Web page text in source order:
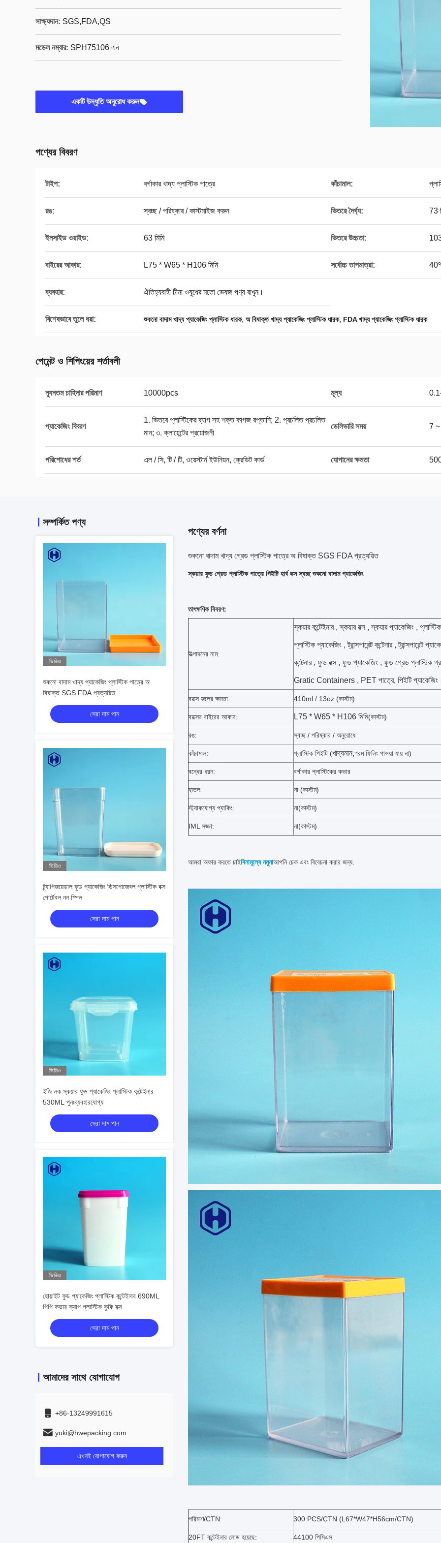
সাক্ষ্যদান: SGS,FDA,QS
মডেল নম্বার: SPH75106 এন
একটি উদ্ধৃতি অনুরোধ করুন
পণ্যের বিবরণ
টাইপ: বর্গাকার খাদ্য প্লাস্টিক পাত্রে কাঁচামাল:
রঙ: স্বচ্ছ / পরিষ্কার / কাস্টমাইজ করুন ভিতরে দৈর্ঘ্য: 73
ইনসাইড ওয়াইড: 63 মিমি ভিতরে উচ্চতা: 103
বাইরের আকার: L75 * W65 * H106 মিমি সর্বোচ্চ তাপমাত্রা:
ব্যবহার: ঐতিহ্যবাহী চীনা ওষুধের মতো ভেষজ পণ্য রাখুন।
বিশেষভাবে তুলে ধরা: শুকনো বাদাম খাদ্য প্যাকেজিং প্লাস্টিক ধারক, অ বিষাক্ত খাদ্য প্যাকেজিং প্লাস্টিক ধারক, FDA খাদ্য প্যাকেজিং প্লাস্টিক ধারক
পেমেন্ট ও শিপিংয়ের শর্তাবলী
ন্যূনতম চাহিদার পরিমাণ 10000pcs মূল্য
প্যাকেজিং বিবরণ
1. ভিতরে প্লাস্টিকের ব্যাগ সহ শক্ত কাগজ রপ্তানি; 2. প্রচলিত প্রচলিত
মান; ৩. ক্লায়েন্টের প্রয়োজনী
ডেলিভারি সময় 7 ~
পরিশোধের শর্ত এল / সি, টি / টি, ওয়েস্টার্ন ইউনিয়ন, ক্রেডিট কার্ড যোগানের ক্ষমতা
সম্পর্কিত পণ্য
ভিডিও
শুকনো বাদাম খাদ্য প্যাকেজিং প্লাস্টিক পাত্রে অ
বিষাক্ত SGS FDA প্রত্যয়িত
সেরা দাম পান
ভিডিও
ট্র্যাপিজয়েডাল ফুড প্যাকেজিং ডিসপোজেবল প্লাস্টিক বক্স
পোর্টেবল নন স্পিল
সেরা দাম পান
ভিডিও
ইজি লক স্কয়ার ফুড প্যাকেজিং প্লাস্টিক কন্টেইনার
530ML পুনঃব্যবহারযোগ্য
সেরা দাম পান
ভিডিও
হোয়াইট ফুড প্যাকেজিং প্লাস্টিক কন্টেইনার 690ML
পিপি কভার ক্যাপ প্লাস্টিক কুকি বক্স
সেরা দাম পান
আমাদের সাথে যোগাযোগ
+86-13249991615
yuki@hwepacking.com
এখনই যোগাযোগ করুন
পণ্যের বর্ণনা
শুকনো বাদাম খাদ্য গ্রেড প্লাস্টিক পাত্রে অ বিষাক্ত SGS FDA প্রত্যয়িত
স্কয়ার ফুড গ্রেড প্লাস্টিক পাত্রে পিইটি হার্ব বক্স স্বচ্ছ শুকনো বাদাম প্যাকেজিং
তাৎক্ষণিক বিবরণ:
উত্পাদনের নাম:
স্কয়ার কন্টেইনার , স্কয়ার বক্স , স্কয়ার প্যাকেজিং ,
প্লাস্টিক প্যাকেজিং , ট্রান্সপারেন্ট কন্টেনার , ট্রান্সপারেন্ট
কন্টেনার , ফুড বক্স , ফুড প্যাকেজিং , ফুড গ্রেড প্লাস্টিক
Gratic Containers , PET পাত্রে, পিইটি প্যাকেজিং।
বাক্সে জলের ক্ষমতা: 410ml / 13oz (কাস্টম)
বাক্সের বাইরের আকার: L75 * W65 * H106 মিমি(কাস্টম)
রঙ: স্বচ্ছ / পরিষ্কার / অনুরোধে
কাঁচামাল: প্লাস্টিক পিইটি (খাদ্যমান,গরম ফিলিং পাওয়া যায় না)
বন্ধের ধরন: বর্গাকার প্লাস্টিকের কভার
হাতল: না (কাস্টম)
স্ট্যাকযোগ্য প্যাকিং: না(কাস্টম)
IML সজ্জা: না(কাস্টম)
আমরা অফার করতে চাইবিনামূল্যে নমুনাআপনি চেক এবং বিবেচনা করার জন্য.
পরিমাণ/CTN: 300 PCS/CTN (L67*W47*H56cm/CTN)
20FT কন্টেইনার লোড হয়েছে: 44100 পিসিএস